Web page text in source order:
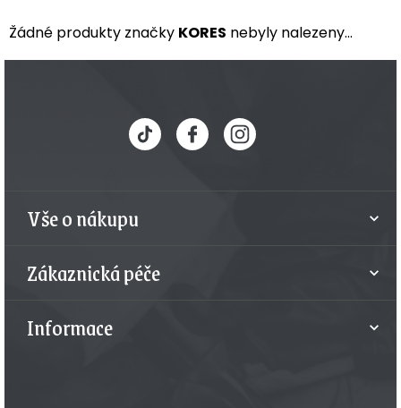
Žádné produkty značky KORES nebyly nalezeny...
Vše o nákupu
Zákaznická péče
Informace